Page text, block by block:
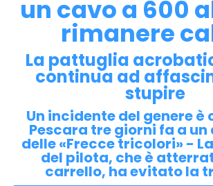
un cavo a 600
rimanere
La pattuglia
continua ad
stupire
Un incidente del genere
Pescara tre giorni fa a
delle «Frecce tricolori» -
del pilota, che è
carrello, ha evitato la